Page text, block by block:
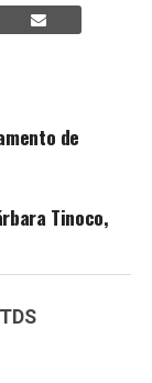
de
Tinoco,